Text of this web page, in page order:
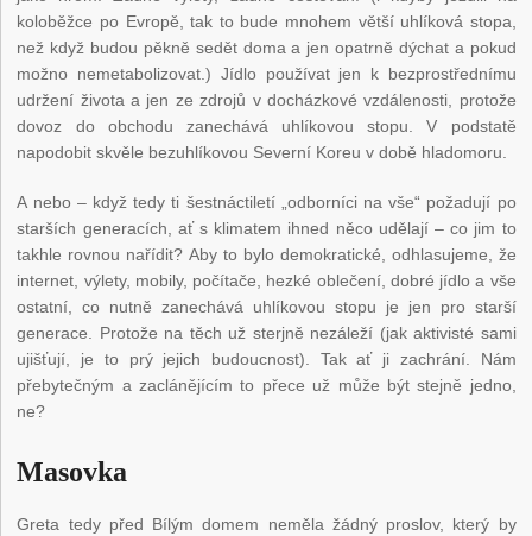
koloběžce po Evropě, tak to bude mnohem větší uhlíková stopa,
než když budou pěkně sedět doma a jen opatrně dýchat a pokud
možno nemetabolizovat.) Jídlo používat jen k bezprostřednímu
udržení života a jen ze zdrojů v docházkové vzdálenosti, protože
dovoz do obchodu zanechává uhlíkovou stopu. V podstatě
napodobit skvěle bezuhlíkovou Severní Koreu v době hladomoru.
A nebo – když tedy ti šestnáctiletí „odborníci na vše“ požadují po
starších generacích, ať s klimatem ihned něco udělají – co jim to
takhle rovnou nařídit? Aby to bylo demokratické, odhlasujeme, že
internet, výlety, mobily, počítače, hezké oblečení, dobré jídlo a vše
ostatní, co nutně zanechává uhlíkovou stopu je jen pro starší
generace. Protože na těch už sterjně nezáleží (jak aktivisté sami
ujišťují, je to prý jejich budoucnost). Tak ať ji zachrání. Nám
přebytečným a zaclánějícím to přece už může být stejně jedno,
ne?
Masovka
Greta tedy před Bílým domem neměla žádný proslov, který by